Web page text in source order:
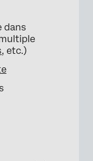
dans
, etc.)